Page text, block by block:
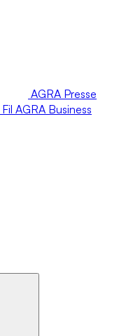
AGRA Presse
Fil AGRA Business